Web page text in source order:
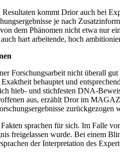
kommt Drior auch bei
je nach
dem Phänomen nicht etwa nur
hart arbeitende, hoch
Forschungsarbeit nicht überall
behauptet und
hieb- und stichfesten DNA-
aus, erzählt Dror im
zurückgezogen
sprachen für sich. Im Falle
freigelassen wurde. Bei einem
der Interpretation des